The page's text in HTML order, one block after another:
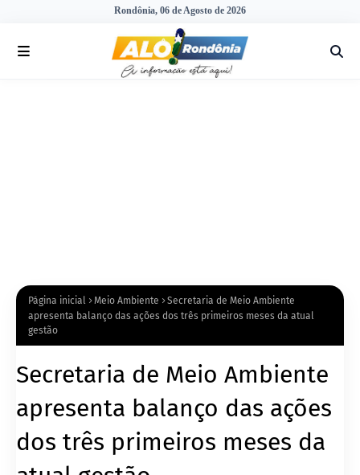
Rondônia, 06 de Agosto de 2026
Página inicial Meio Ambiente
Secretaria de Meio Ambiente
apresenta balanço das ações dos três primeiros meses da atual
gestão
Secretaria de Meio Ambiente
apresenta balanço das ações
dos três primeiros meses da